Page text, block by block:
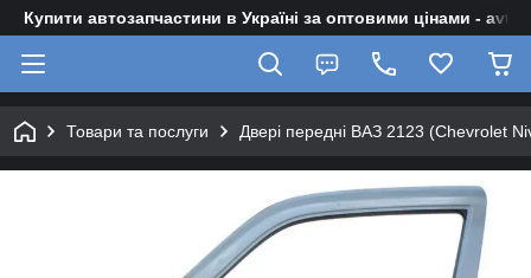
Купити автозапчастини в Україні за оптовими цінами -
Товари та послуги Двері передні ВАЗ 2123 (Chevrolet